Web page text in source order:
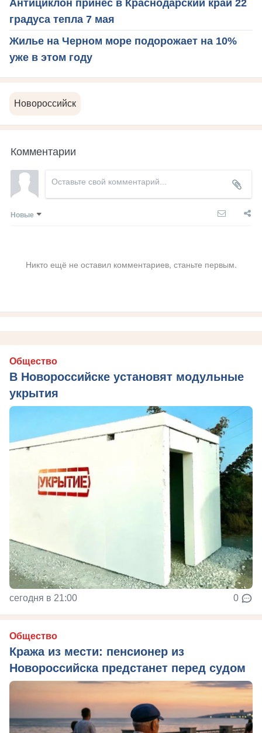
Антициклон принёс в Краснодарский край 22
градуса тепла 7 мая
Жилье на Черном море подорожает на 10%
уже в этом году
Новороссийск
Комментарии
Новые
Никто ещё не оставил комментариев, станьте первым.
Общество
В Новороссийске установят модульные
укрытия
сегодня в 21:00 0
Общество
Кража из мести: пенсионер из
Новороссийска предстанет перед судом